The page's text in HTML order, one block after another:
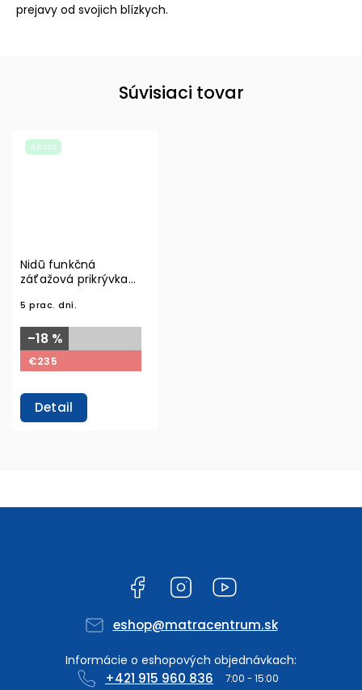
prejavy od svojich blízkych.
Súvisiaci tovar
Akcia
Nidū funkčná
záťažová prikrývka
5 prac. dní.
–18 %
€235
Detail
Facebook Instagram
eshop@matracentrum.sk
+421 915 960 836